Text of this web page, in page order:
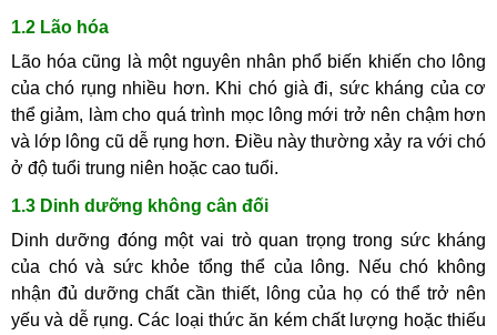
1.2 Lão hóa
Lão hóa cũng là một nguyên nhân phổ biến khiến cho lông
của chó rụng nhiều hơn. Khi chó già đi, sức kháng của cơ
thể giảm, làm cho quá trình mọc lông mới trở nên chậm hơn
và lớp lông cũ dễ rụng hơn. Điều này thường xảy ra với chó
ở độ tuổi trung niên hoặc cao tuổi.
1.3 Dinh dưỡng không cân đối
Dinh dưỡng đóng một vai trò quan trọng trong sức kháng
của chó và sức khỏe tổng thể của lông. Nếu chó không
nhận đủ dưỡng chất cần thiết, lông của họ có thể trở nên
yếu và dễ rụng. Các loại thức ăn kém chất lượng hoặc thiếu